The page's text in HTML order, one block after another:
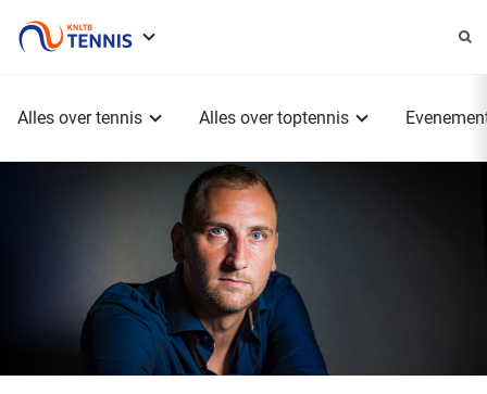
Alles over tennis Alles over toptennis